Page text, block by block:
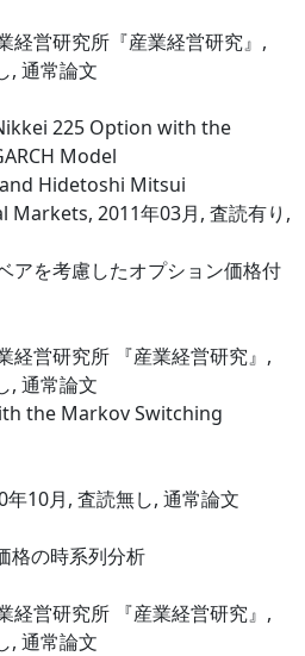
経営研究所『産業経営研究』,
, 通常論文
225 Option with the
Model
Hidetoshi Mitsui
Markets, 2011年03月, 査読有り,
アを考慮したオプション価格付
経営研究所 『産業経営研究』,
, 通常論文
the Markov Switching
年10月, 査読無し, 通常論文
格の時系列分析
経営研究所 『産業経営研究』,
, 通常論文